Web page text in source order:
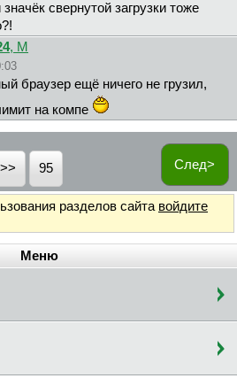
свернутой загрузки тоже
, М
браузер ещё ничего не грузил,
на компе
След>
95
разделов сайта войдите
Меню